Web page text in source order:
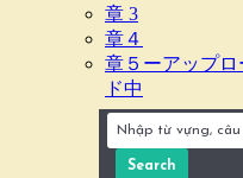
章 3
章４
章５ーアップロ
ド中